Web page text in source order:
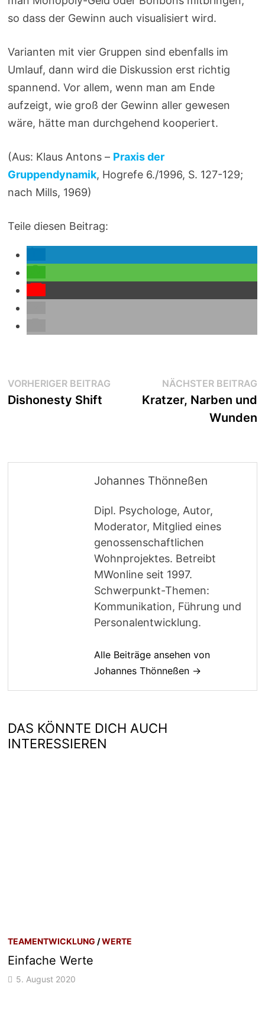
so dass der Gewinn auch visualisiert wird.
Varianten mit vier Gruppen sind ebenfalls im
Umlauf, dann wird die Diskussion erst richtig
spannend. Vor allem, wenn man am Ende
aufzeigt, wie groß der Gewinn aller gewesen
wäre, hätte man durchgehend kooperiert.
(Aus: Klaus Antons – Praxis der
Gruppendynamik, Hogrefe 6./1996, S. 127-129;
nach Mills, 1969)
Teile diesen Beitrag:
Beitragsnavigation
VORHERIGER BEITRAG Vorheriger
Beitrag:
Dishonesty Shift
NÄCHSTER BEITRAG
Kratzer, Narben und
Wunden
Johannes Thönneßen
Dipl. Psychologe, Autor,
Moderator, Mitglied eines
genossenschaftlichen
Wohnprojektes. Betreibt
MWonline seit 1997.
Schwerpunkt-Themen:
Kommunikation, Führung und
Personalentwicklung.
Alle Beiträge ansehen von
Johannes Thönneßen →
DAS KÖNNTE DICH AUCH
INTERESSIEREN
TEAMENTWICKLUNG /WERTE
Einfache Werte
5. August 2020